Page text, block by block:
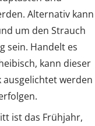
Alternativ kann
um den Strauch
sein. Handelt es
kann dieser
ausgelichtet werden
ist das Frühjahr,